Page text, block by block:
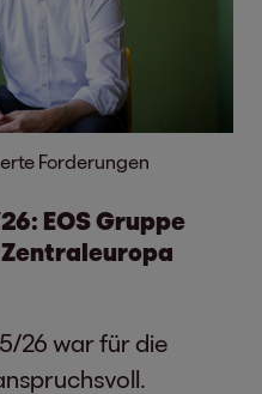
Forderungen
EOS Gruppe
26 war für die